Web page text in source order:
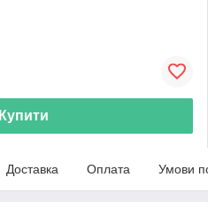
Купити
Доставка Оплата Умови